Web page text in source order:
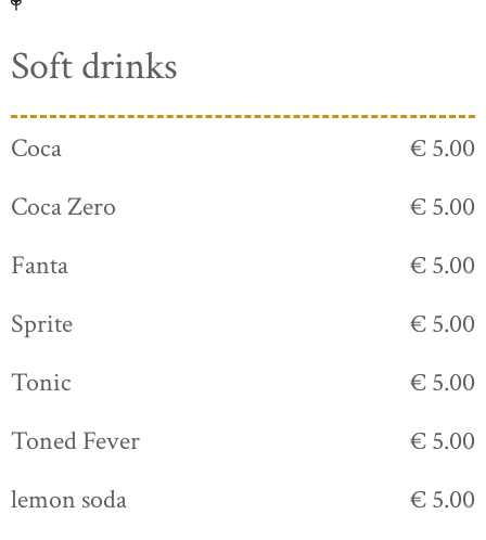
Soft drinks
Coca
€ 5.00
Coca Zero
€ 5.00
Fanta
€ 5.00
Sprite
€ 5.00
Tonic
€ 5.00
Toned Fever
€ 5.00
lemon soda
€ 5.00